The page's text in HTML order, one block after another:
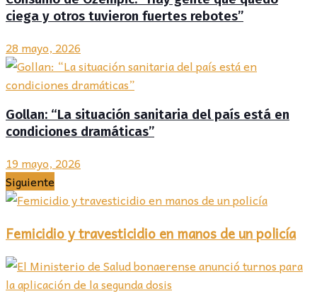
ciega y otros tuvieron fuertes rebotes”
28 mayo, 2026
Gollan: “La situación sanitaria del país está en
condiciones dramáticas”
19 mayo, 2026
Siguiente
Femicidio y travesticidio en manos de un policía